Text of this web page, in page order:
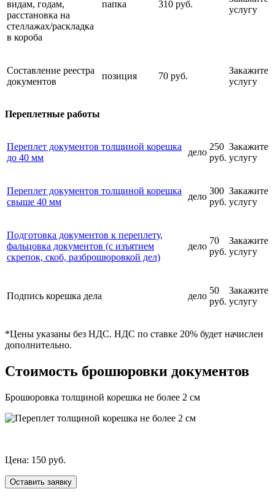
видам, годам,
расстановка на
стеллажах/раскладка
в короба
папка 310 руб.
услугу
Составление реестра
документов
позиция 70 руб.
Закажите
услугу
Переплетные работы
Переплет документов толщиной корешка
до 40 мм
дело
250
руб.
Закажите
услугу
Переплет документов толщиной корешка
свыше 40 мм
дело
300
руб.
Закажите
услугу
Подготовка документов к переплету,
фальцовка документов (с изъятием
скрепок, скоб, разброшюровкой дел)
дело
70
руб.
Закажите
услугу
Подпись корешка дела дело
50
руб.
Закажите
услугу
*Цены указаны без НДС. НДС по ставке 20% будет начислен
дополнительно.
Стоимость брошюровки документов
Брошюровка толщиной корешка не более 2 см
Цена: 150 руб.
Оставить заявку